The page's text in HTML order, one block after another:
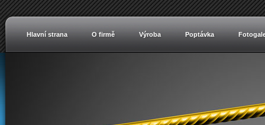
Hlavní strana O firmě Výroba Poptávka